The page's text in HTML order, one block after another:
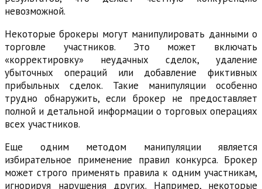
невозможной.
Некоторые брокеры могут манипулировать данными о
торговле участников. Это может включать
«корректировку» неудачных сделок, удаление
убыточных операций или добавление фиктивных
прибыльных сделок. Такие манипуляции особенно
трудно обнаружить, если брокер не предоставляет
полной и детальной информации о торговых операциях
всех участников.
Еще одним методом манипуляции является
избирательное применение правил конкурса. Брокер
может строго применять правила к одним участникам,
игнорируя нарушения других. Например, некоторые